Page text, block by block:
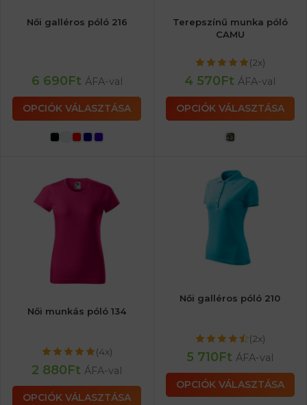
Női galléros póló 216
6 690Ft ÁFA-val
OPCIÓK VÁLASZTÁSA
Terepszínű munka póló
CAMU
(2x)
4 570Ft ÁFA-val
OPCIÓK VÁLASZTÁSA
Női munkás póló 134
(4x)
2 880Ft ÁFA-val
OPCIÓK VÁLASZTÁSA
Női galléros póló 210
(2x)
5 710Ft ÁFA-val
OPCIÓK VÁLASZTÁSA